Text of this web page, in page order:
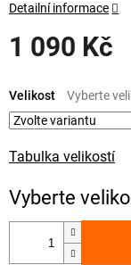
1 090 Kč
cena:
Tabulka velikostí
Velikost
Detailní informace